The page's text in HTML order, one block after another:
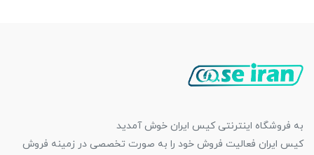
به فروشگاه اینترنتی کیس ایران خوش آمدید
کیس ایران فعالیت فروش خود را به صورت تخصصی در زمینه فروش